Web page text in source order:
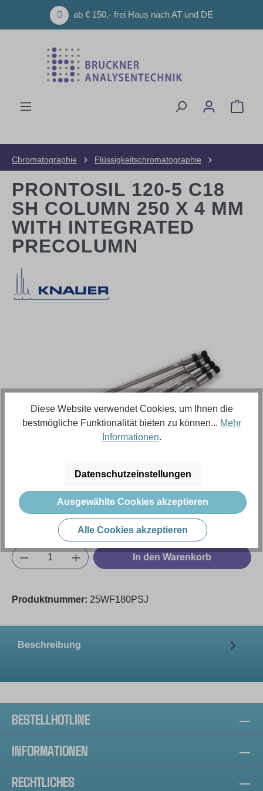
Zum Hauptinhalt springenab € 150,- frei Haus nach AT und DE
Chromatographie
Flüssigkeitschromatographie
PRONTOSIL 120-5 C18
SH COLUMN 250 X 4 MM
WITH INTEGRATED
PRECOLUMN
722,91 €
Inhalt: 1 Stück (Menge)
Preise exkl. MwSt. zzgl. Versandkosten
Produkt Anzahl: Gib den gewünschten
In den Warenkorb
Produktnummer: 25WF180PSJ
Beschreibung
BESTELLHOTLINE
INFORMATIONEN
RECHTLICHES
Diese Website verwendet Cookies, um Ihnen die
bestmögliche Funktionalität bieten zu können... Mehr
Informationen.
Datenschutzeinstellungen
Ausgewählte Cookies akzeptieren
Alle Cookies akzeptieren